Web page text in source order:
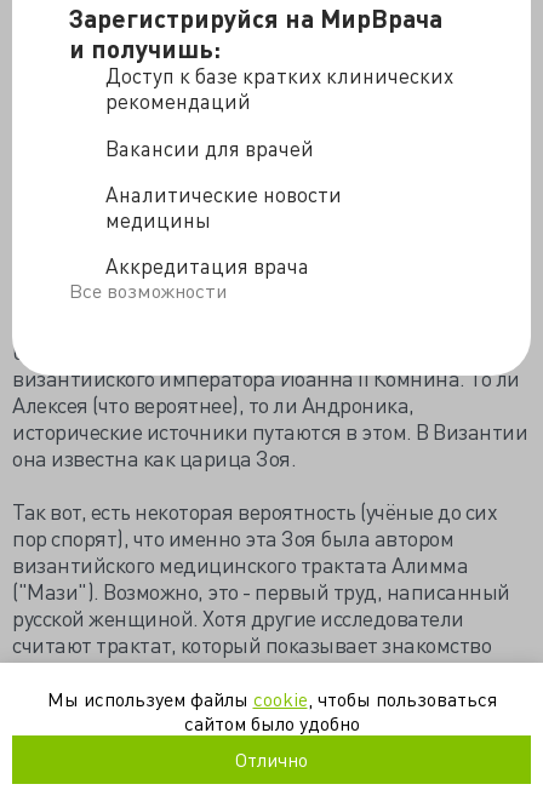
Зарегистрируйся на МирВрача
и получишь:
Доступ к базе кратких клинических
рекомендаций
Вакансии для врачей
Аналитические новости
медицины
Аккредитация врача
Все возможности
Алексей Комнин
Одна из внучек Владимира Мономаха и дочерей
княза Мстислава Владимировича, Добродея
была выдана замуж за одного из сыновей
византийского императора Иоанна II Комнина. То ли
Алексея (что вероятнее), то ли Андроника,
исторические источники путаются в этом. В Византии
она известна как царица Зоя.
Так вот, есть некоторая вероятность (учёные до сих
пор спорят), что именно эта Зоя была автором
византийского медицинского трактата Алимма
("Мази"). Возможно, это - первый труд, написанный
русской женщиной. Хотя другие исследователи
считают трактат, который показывает знакомство
автора с "Каноном врачебной науки" Авиценны,
написан врачом по заказу другой царицы Зои,
Мы используем файлы cookie , чтобы пользоваться
сайтом было удобно
Отлично